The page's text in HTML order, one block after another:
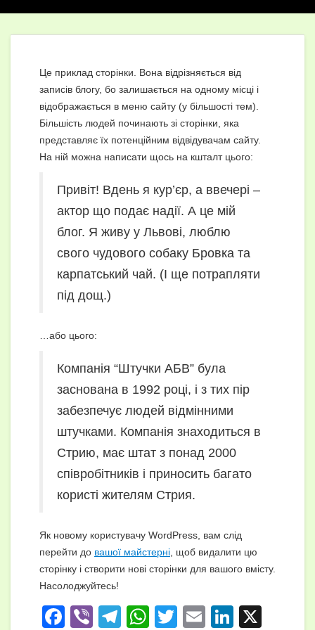
Це приклад сторінки. Вона відрізняється від
записів блогу, бо залишається на одному місці і
відображається в меню сайту (у більшості тем).
Більшість людей починають зі сторінки, яка
представляє їх потенційним відвідувачам сайту.
На ній можна написати щось на кшталт цього:
Привіт! Вдень я кур’єр, а ввечері –
актор що подає надії. А це мій
блог. Я живу у Львові, люблю
свого чудового собаку Бровка та
карпатський чай. (І ще потрапляти
під дощ.)
…або цього:
Компанія “Штучки АБВ” була
заснована в 1992 році, і з тих пір
забезпечує людей відмінними
штучками. Компанія знаходиться в
Стрию, має штат з понад 2000
співробітників і приносить багато
користі жителям Стрия.
Як новому користувачу WordPress, вам слід
перейти до вашої майстерні , щоб видалити цю
сторінку і створити нові сторінки для вашого вмісту.
Насолоджуйтесь!
F
Vi
T
W
T
E
Li